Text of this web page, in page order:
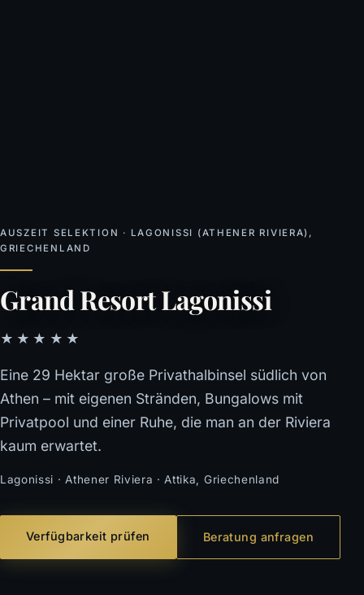
AUSZEIT SELEKTION · LAGONISSI (ATHENER RIVIERA),
GRIECHENLAND
Grand Resort Lagonissi
★★★★★
Eine 29 Hektar große Privathalbinsel südlich von
Athen – mit eigenen Stränden, Bungalows mit
Privatpool und einer Ruhe, die man an der Riviera
kaum erwartet.
Lagonissi · Athener Riviera · Attika, Griechenland
Verfügbarkeit prüfen Beratung anfragen